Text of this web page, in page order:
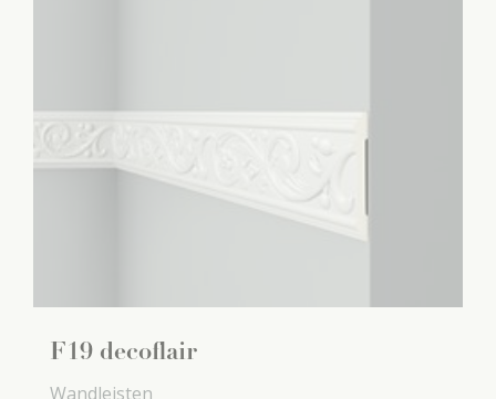
F19 decoflair
Wandleisten